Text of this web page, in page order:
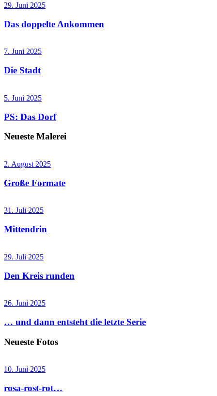
29. Juni 2025
Das doppelte Ankommen
7. Juni 2025
Die Stadt
5. Juni 2025
PS: Das Dorf
Neueste Malerei
2. August 2025
Große Formate
31. Juli 2025
Mittendrin
29. Juli 2025
Den Kreis runden
26. Juni 2025
… und dann entsteht die letzte Serie
Neueste Fotos
10. Juni 2025
rosa-rost-rot…